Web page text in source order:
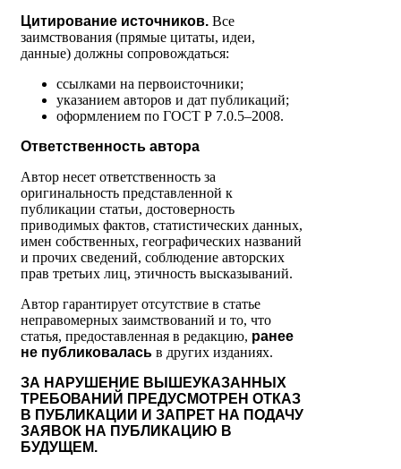
Цитирование источников. Все
заимствования (прямые цитаты, идеи,
данные) должны сопровождаться:
ссылками на первоисточники;
указанием авторов и дат публикаций;
оформлением по ГОСТ Р 7.0.5–2008.
Ответственность автора
Автор несет ответственность за
оригинальность представленной к
публикации статьи, достоверность
приводимых фактов, статистических данных,
имен собственных, географических названий
и прочих сведений, соблюдение авторских
прав третьих лиц, этичность высказываний.
Автор гарантирует отсутствие в статье
неправомерных заимствований и то, что
статья, предоставленная в редакцию, ранее
не публиковалась в других изданиях.
ЗА НАРУШЕНИЕ ВЫШЕУКАЗАННЫХ
ТРЕБОВАНИЙ ПРЕДУСМОТРЕН ОТКАЗ
В ПУБЛИКАЦИИ И ЗАПРЕТ НА ПОДАЧУ
ЗАЯВОК НА ПУБЛИКАЦИЮ В
БУДУЩЕМ.